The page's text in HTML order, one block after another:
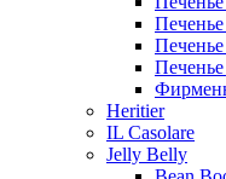
Печенье
Печенье
Heritier
IL Casolare
Jelly Belly